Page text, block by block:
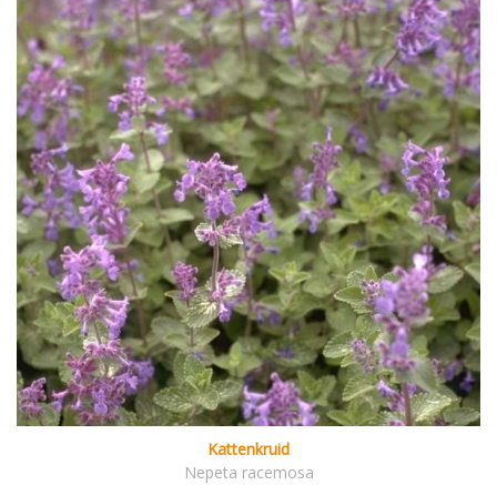
Kattenkruid
Nepeta racemosa